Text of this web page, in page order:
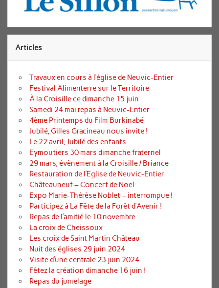
Articles
Travaux en cours à l’église de Neuvic-Entier
Festival Alimenterre sur le Territoire
À la Croisille ce dimanche 15 juin
Samedi 24 mai repas à Neuvic-Entier
4ème Printemps du Film Burkinabé
Jubilé, Gilles Gracineau nous invite !
Le 22 avril, Jubilé des enfants
Eymoutiers 30 mars dimanche fraternel
29 mars, évènement à la Croisille / Briance
Restauration de l’Eglise de Neuvic-Entier
Châteauneuf – Concert de Noël
Expo Marie-Thérèse Noblet – interrompue !
Participez à La Fête de la Forêt d’Avenir !
Repas de l’amitié le 10 novembre
La croix de Cheissoux
Les croix de Saint Martin Château
Nuit des églises 29 juin 2024
Visite d’une centrale 23 juin 2024
Fêtez la création dimanche 16 juin !
Repas du jumelage